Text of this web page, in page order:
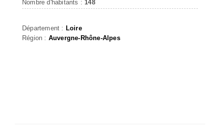
Nombre d'habitants : 148
Département : Loire
Région : Auvergne-Rhône-Alpes